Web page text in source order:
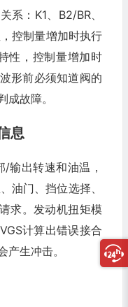
系：K1、B2/BR、
控制量增加时执行
性，控制量增加时
形前必须知道阀的
故障。
息
输出转速和油温，
油门、挡位选择、
求。发动机扭矩模
计算出错误接合
生冲击。